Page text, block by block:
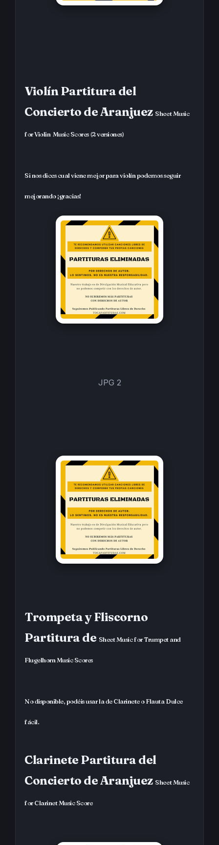
Violín Partitura del
Concierto de Aranjuez Sheet Music
for Violin Music Scores(2 versiones)
Si nos dices cual viene mejor para violín podemos seguir
mejorando ¡gracias!
JPG 2
Trompeta y Fliscorno
Partitura de Sheet Music for Trumpet and
Flugelhorn Music Scores
No disponible, podéis usar la de Clarinete o Flauta Dulce
fácil.
Clarinete Partitura del
Concierto de Aranjuez Sheet Music
for Clarinet Music Score